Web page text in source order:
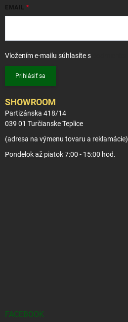
EMAIL
Vložením e-mailu súhlasíte s
Prihlásiť sa
SHOWROOM
Partizánska 418/14
039 01 Turčianske Teplice
(adresa na výmenu tovaru a reklamácie)
Pondelok až piatok 7:00 - 15:00 hod.
FACEBOOK